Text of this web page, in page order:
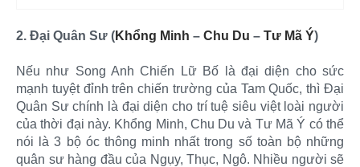
2. Đại Quân Sư (Khổng Minh – Chu Du – Tư Mã Ý)
Nếu như Song Anh Chiến Lữ Bố là đại diện cho sức
mạnh tuyệt đỉnh trên chiến trường của Tam Quốc, thì Đại
Quân Sư chính là đại diện cho trí tuệ siêu việt loài người
của thời đại này. Khổng Minh, Chu Du và Tư Mã Ý có thể
nói là 3 bộ óc thông minh nhất trong số toàn bộ những
quân sư hàng đầu của Ngụy, Thục, Ngô. Nhiều người sẽ